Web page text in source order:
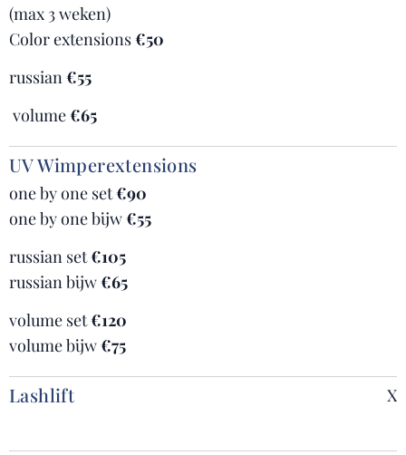
(max 3 weken)
Color extensions€50
russian €55
volume€65
UV Wimperextensions
one by one set€90
one by one bijw€55
russian set€105
russian bijw€65
volume set€120
volume bijw€75
Lashlift X